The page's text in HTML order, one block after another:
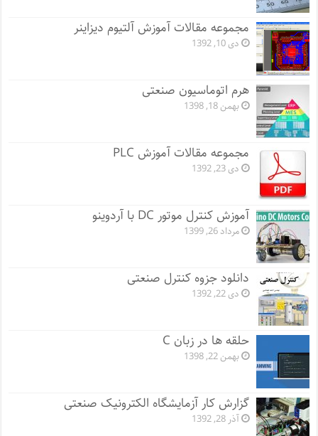
مجموعه مقالات آموزش آلتیوم دیزاینر
دی 10, 1392
هرم اتوماسیون صنعتی
بهمن 18, 1398
مجموعه مقالات آموزش PLC
دی 23, 1392
آموزش کنترل موتور DC با آردوینو
مرداد 26, 1399
دانلود جزوه کنترل صنعتی
دی 22, 1392
حلقه ها در زبان C
بهمن 22, 1398
گزارش کار آزمایشگاه الکترونیک صنعتی
آذر 28, 1392